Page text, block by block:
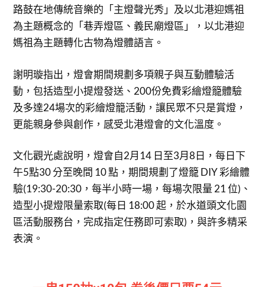
路鼓在地傳統音樂的「主燈聲光秀」及以北港迎媽祖
為主題概念的「巷弄燈區、義民廟燈區」，以北港迎
媽祖為主題轉化古物為燈體語言。
謝明璇指出，燈會期間規劃多項親子與互動體驗活
動，包括造型小提燈發送、200份免費彩繪燈籠體驗
及多達24場次的彩繪燈籠活動，讓民眾不只是賞燈，
更能親身參與創作，感受北港燈會的文化溫度。
文化觀光處說明，燈會自2月14 日至3月8日，每日下
午5點30 分至晚間 10 點，期間規劃了燈籠 DIY 彩繪體
驗(19:30-20:30，每半小時一場，每場次限量 21 位)、
造型小提燈限量索取(每日 18:00 起，於水道頭文化園
區活動服務台，完成指定任務即可索取)，與許多精采
表演。